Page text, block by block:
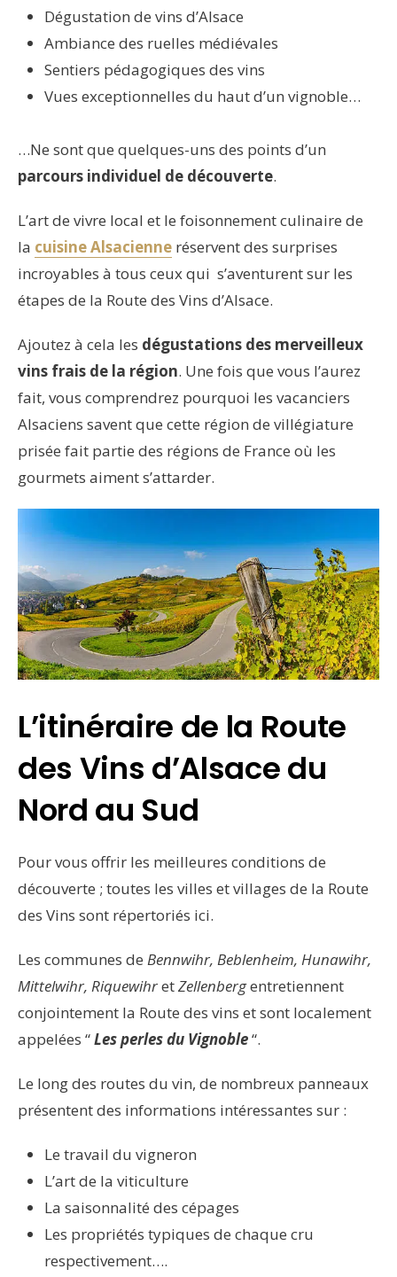
Dégustation de vins d’Alsace
Ambiance des ruelles médiévales
Sentiers pédagogiques des vins
Vues exceptionnelles du haut d’un vignoble…
…Ne sont que quelques-uns des points d’un
parcours individuel de découverte.
L’art de vivre local et le foisonnement culinaire de
la cuisine Alsacienne réservent des surprises
incroyables à tous ceux qui s’aventurent sur les
étapes de la Route des Vins d’Alsace.
Ajoutez à cela les dégustations des merveilleux
vins frais de la région. Une fois que vous l’aurez
fait, vous comprendrez pourquoi les vacanciers
Alsaciens savent que cette région de villégiature
prisée fait partie des régions de France où les
gourmets aiment s’attarder.
L’itinéraire de la Route
des Vins d’Alsace du
Nord au Sud
Pour vous offrir les meilleures conditions de
découverte ; toutes les villes et villages de la Route
des Vins sont répertoriés ici.
Les communes de Bennwihr, Beblenheim, Hunawihr,
Mittelwihr, RiquewihretZellenbergentretiennent
conjointement la Route des vins et sont localement
appelées “Les perles du Vignoble“.
Le long des routes du vin, de nombreux panneaux
présentent des informations intéressantes sur :
Le travail du vigneron
L’art de la viticulture
La saisonnalité des cépages
Les propriétés typiques de chaque cru
respectivement….